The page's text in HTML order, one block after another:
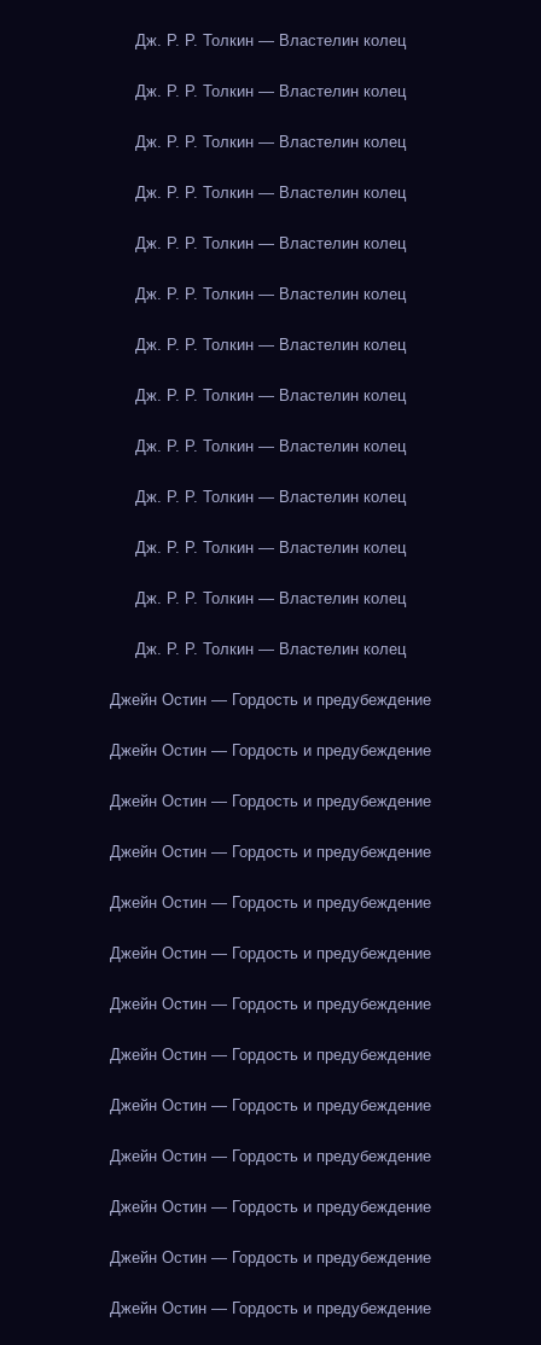
Дж. Р. Р. Толкин — Властелин колец
Дж. Р. Р. Толкин — Властелин колец
Дж. Р. Р. Толкин — Властелин колец
Дж. Р. Р. Толкин — Властелин колец
Дж. Р. Р. Толкин — Властелин колец
Дж. Р. Р. Толкин — Властелин колец
Дж. Р. Р. Толкин — Властелин колец
Дж. Р. Р. Толкин — Властелин колец
Дж. Р. Р. Толкин — Властелин колец
Дж. Р. Р. Толкин — Властелин колец
Дж. Р. Р. Толкин — Властелин колец
Дж. Р. Р. Толкин — Властелин колец
Дж. Р. Р. Толкин — Властелин колец
Джейн Остин — Гордость и предубеждение
Джейн Остин — Гордость и предубеждение
Джейн Остин — Гордость и предубеждение
Джейн Остин — Гордость и предубеждение
Джейн Остин — Гордость и предубеждение
Джейн Остин — Гордость и предубеждение
Джейн Остин — Гордость и предубеждение
Джейн Остин — Гордость и предубеждение
Джейн Остин — Гордость и предубеждение
Джейн Остин — Гордость и предубеждение
Джейн Остин — Гордость и предубеждение
Джейн Остин — Гордость и предубеждение
Джейн Остин — Гордость и предубеждение